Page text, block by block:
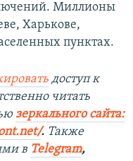
Миллионы
Харькове,
пунктах.
доступ к
читать
зеркального сайта:
. ​ Также
в Telegram,